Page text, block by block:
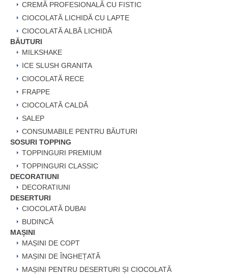
CREMĂ PROFESIONALĂ CU FISTIC
CIOCOLATĂ LICHIDĂ CU LAPTE
CIOCOLATĂ ALBĂ LICHIDĂ
BĂUTURI
MILKSHAKE
ICE SLUSH GRANITA
CIOCOLATĂ RECE
FRAPPE
CIOCOLATĂ CALDĂ
SALEP
CONSUMABILE PENTRU BĂUTURI
SOSURI TOPPING
TOPPINGURI PREMIUM
TOPPINGURI CLASSIC
DECORATIUNI
DECORATIUNI
DESERTURI
CIOCOLATĂ DUBAI
BUDINCĂ
MAȘINI
MAȘINI DE COPT
MAȘINI DE ÎNGHEȚATĂ
MAȘINI PENTRU DESERTURI ȘI CIOCOLATĂ